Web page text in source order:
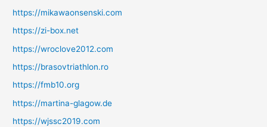
https://mikawaonsenski.com
https://zi-box.net
https://wroclove2012.com
https://brasovtriathlon.ro
https://fmb10.org
https://martina-glagow.de
https://wjssc2019.com